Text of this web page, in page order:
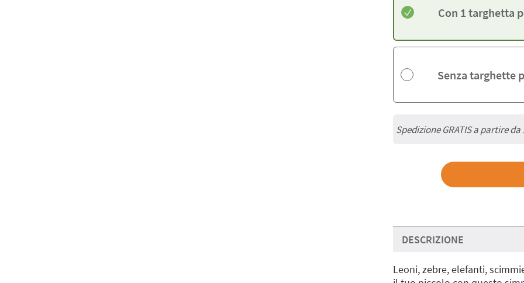
Con 1 targhetta
Senza targhette
Spedizione GRATIS a partire da
DESCRIZIONE
Leoni, zebre, elefanti,